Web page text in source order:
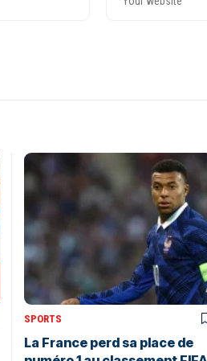
SPORTS
La France perd sa place de